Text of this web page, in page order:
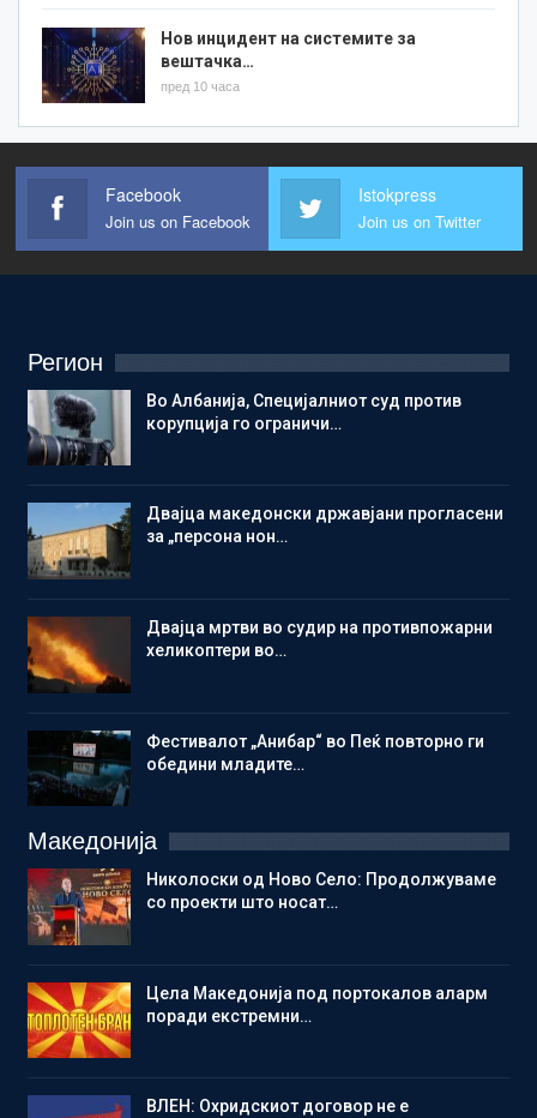
Нов инцидент на системите за
вештачка…
пред 10 часа
Facebook
Join us on Facebook
Istokpress
Join us on Twitter
Регион
Во Албанија, Специјалниот суд против
корупција го ограничи…
Двајца македонски државјани прогласени
за „персона нон…
Двајца мртви во судир на противпожарни
хеликоптери во…
Фестивалот „Анибар“ во Пеќ повторно ги
обедини младите…
Македонија
Николоски од Ново Село: Продолжуваме
со проекти што носат…
Цела Македонија под портокалов аларм
поради екстремни…
ВЛЕН: Охридскиот договор не е